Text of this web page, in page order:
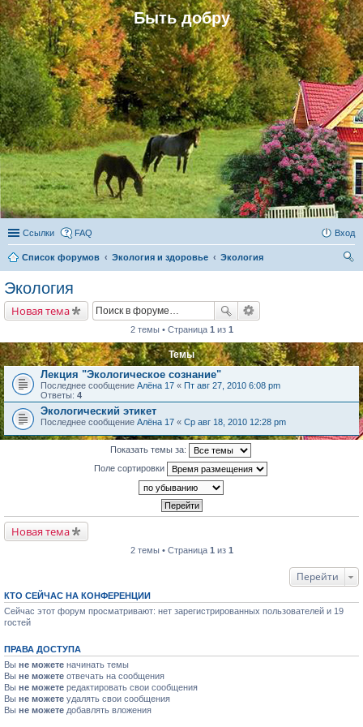
Быть добру
Ссылки FAQ Вход
Список форумов Экология и здоровье
Экология
Экология
Новая тема
2 темы • Страница 1 из 1
Темы
Лекция "Экологическое сознание"
Последнее сообщение Алёна 17 « Пт авг 27, 2010 6:08 pm
Ответы: 4
Экологический этикет
Последнее сообщение Алёна 17 « Ср авг 18, 2010 12:28 pm
Показать темы за:
Поле сортировки
Новая тема
2 темы • Страница 1 из 1
Перейти
КТО СЕЙЧАС НА КОНФЕРЕНЦИИ
Сейчас этот форум просматривают: нет зарегистрированных пользователей и 19
гостей
ПРАВА ДОСТУПА
Вы не можете начинать темы
Вы не можете отвечать на сообщения
Вы не можете редактировать свои сообщения
Вы не можете удалять свои сообщения
Вы не можете добавлять вложения